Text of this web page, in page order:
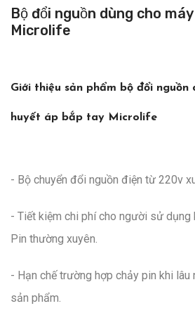
Bộ đổi nguồn dùng cho
Microlife
Giới thiệu sản phẩm bộ đổi nguồn
huyết áp bắp tay Microlife
- Bộ chuyển đổi nguồn điện từ 220v
- Tiết kiệm chi phí cho người sử dụng
Pin thường xuyên.
- Hạn chế trường hợp chảy pin khi
sản phẩm.